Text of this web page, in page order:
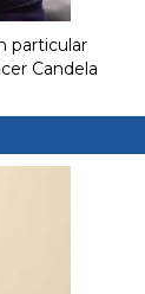
particular
Candela